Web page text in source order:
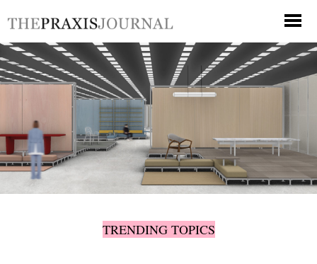
TRENDING TOPICS